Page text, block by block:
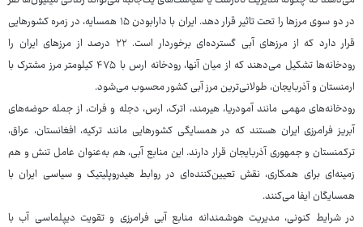
در دو سوی مرزها را تحت تاثیر قرار دهد. ایران با دارابودن ۱۵ همسایه، در زمره کشورهایی
قرار دارد که از مرزهای آبی گسترده‌ای برخوردار است. ۲۲ درصد از مرزهای ایران را
رودخانه‌ها تشکیل می‌دهند که از میان آنها، رودخانه ارس با ۴۷۵ کیلومتر مرز مشترک با
ارمنستان و آذربایجان، طولانی‌ترین مرز آبی کشور محسوب می‌شود.
رودخانه‌های مهمی مانند آمودریا، هیرمند، اترک، ارس، دجله و فرات، از جمله حوضه‌های
آبریز فرامرزی ایران هستند که در همسایگی کشورهایی مانند ترکیه، افغانستان، عراق،
ترکمنستان و جمهوری آذربایجان قرار دارند. این منابع آبی، هم به‌عنوان عامل تنش و هم
زمینه‌ای برای همکاری، نقش تعیین‌کننده‌ای در روابط هیدروپلیتیک و سیاسی ایران با
همسایگان ایفا می‌کنند.
در شرایط کنونی، مدیریت هوشمندانه منابع آبی فرامرزی و تقویت دیپلماسی آب با